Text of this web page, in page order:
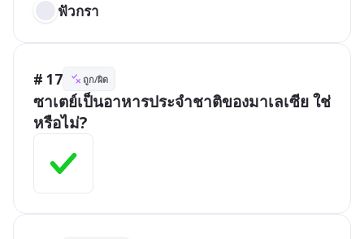
ฟัวกรา
# 17 ถูก/ผิด
ซาเตย์เป็นอาหารประจำชาติของมาเลเซีย ใช่
หรือไม่?